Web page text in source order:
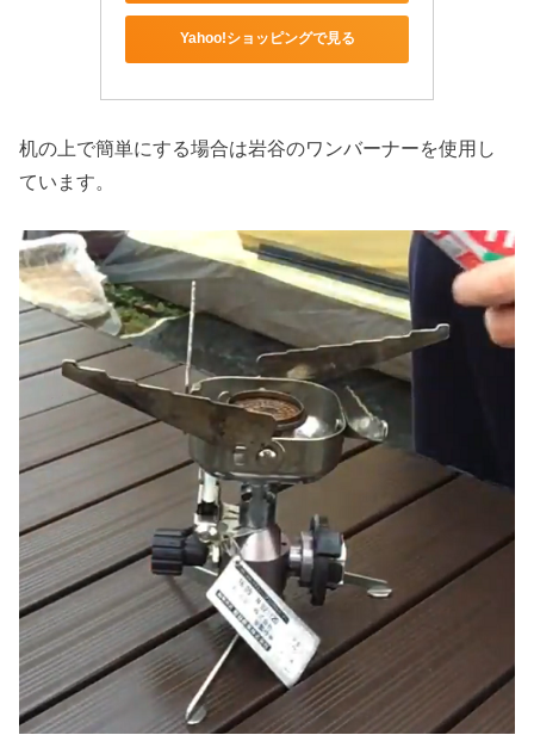
Yahoo!ショッピングで見る
机の上で簡単にする場合は岩谷のワンバーナーを使用し
ています。